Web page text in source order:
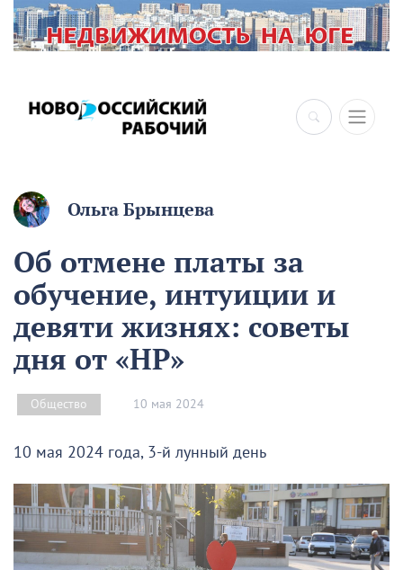
Ольга Брынцева
Об отмене платы за
обучение, интуиции и
девяти жизнях: советы
дня от «НР»
Общество 10 мая 2024
10 мая 2024 года, 3-й лунный день